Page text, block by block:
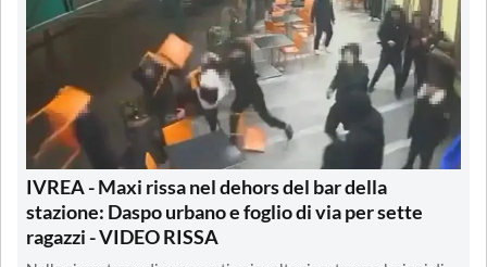
IVREA - Maxi rissa nel dehors del bar della
stazione: Daspo urbano e foglio di via per sette
ragazzi - VIDEO RISSA